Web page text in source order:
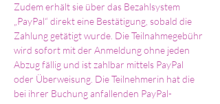
Zudem erhält sie über das Bezahlsystem
„PayPal“ direkt eine Bestätigung, sobald die
Zahlung getätigt wurde. Die Teilnahmegebühr
wird sofort mit der Anmeldung ohne jeden
Abzug fällig und ist zahlbar mittels PayPal
oder Überweisung. Die Teilnehmerin hat die
bei ihrer Buchung anfallenden PayPal-